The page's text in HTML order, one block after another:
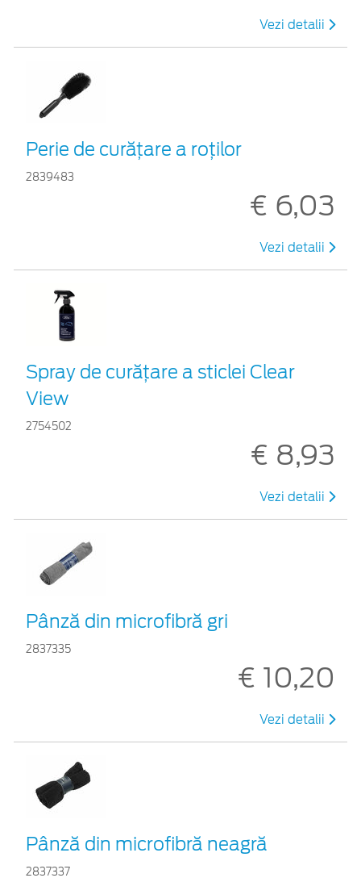
Vezi detalii
Perie de curățare a roților
2839483
€ 6,03
Vezi detalii
Spray de curățare a sticlei Clear
View
2754502
€ 8,93
Vezi detalii
Pânză din microfibră gri
2837335
€ 10,20
Vezi detalii
Pânză din microfibră neagră
2837337